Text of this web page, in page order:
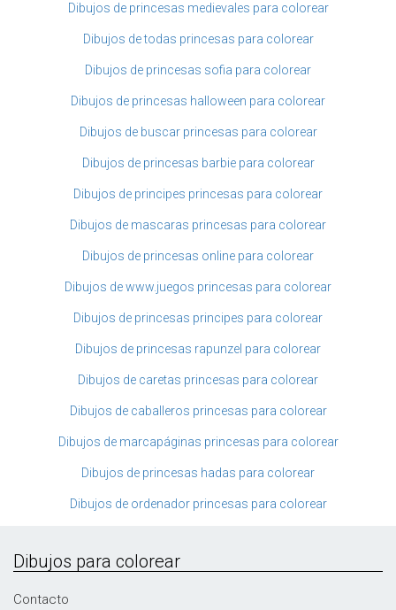
Dibujos de princesas medievales para colorear
Dibujos de todas princesas para colorear
Dibujos de princesas sofia para colorear
Dibujos de princesas halloween para colorear
Dibujos de buscar princesas para colorear
Dibujos de princesas barbie para colorear
Dibujos de principes princesas para colorear
Dibujos de mascaras princesas para colorear
Dibujos de princesas online para colorear
Dibujos de www.juegos princesas para colorear
Dibujos de princesas principes para colorear
Dibujos de princesas rapunzel para colorear
Dibujos de caretas princesas para colorear
Dibujos de caballeros princesas para colorear
Dibujos de marcapáginas princesas para colorear
Dibujos de princesas hadas para colorear
Dibujos de ordenador princesas para colorear
Dibujos para colorear
Contacto